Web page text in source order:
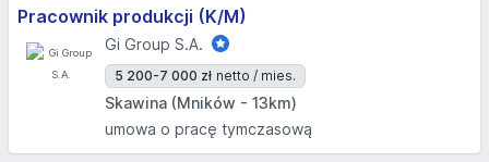
Pracownik produkcji (K/M)
Gi Group S.A.
5 200-7 000 zł netto / mies.
Skawina (Mników - 13km)
umowa o pracę tymczasową